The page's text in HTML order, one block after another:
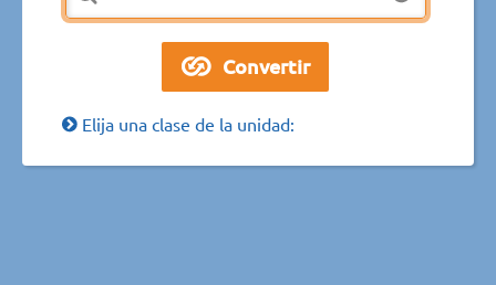
Elija una clase de la unidad: